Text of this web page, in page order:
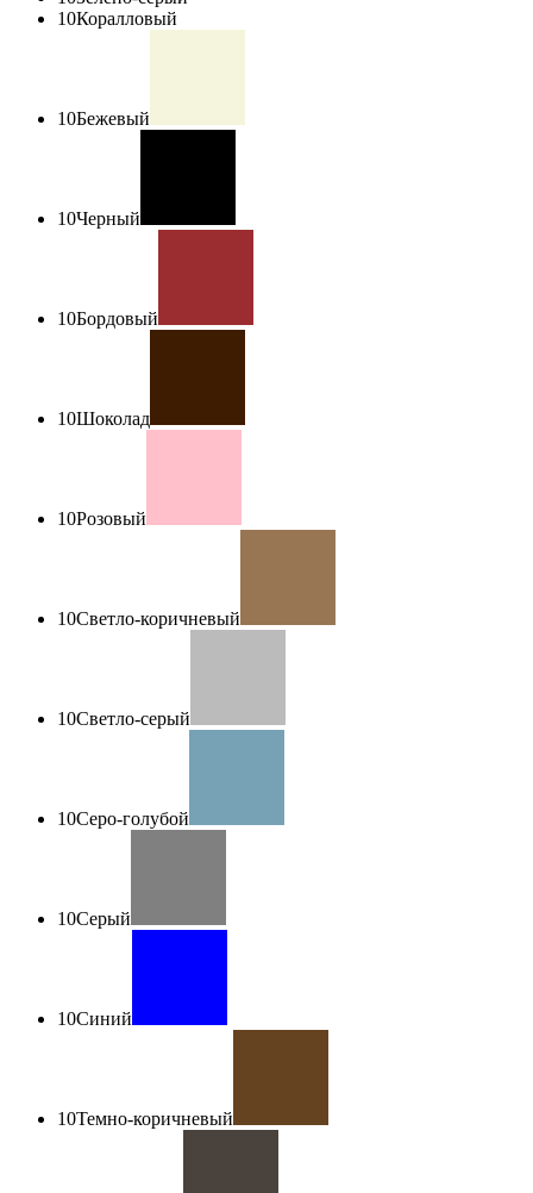
10Коралловый
10Бежевый
10Черный
10Бордовый
10Шоколад
10Розовый
10Светло-коричневый
10Светло-серый
10Серо-голубой
10Серый
10Синий
10Темно-коричневый